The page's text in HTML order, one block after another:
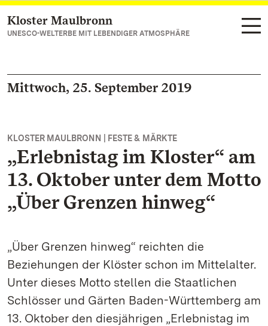
Zum Hauptinhalt springen
Kloster Maulbronn
UNESCO-WELTERBE MIT LEBENDIGER ATMOSPHÄRE
Mittwoch, 25. September 2019
KLOSTER MAULBRONN | FESTE & MÄRKTE
„Erlebnistag im Kloster“ am
13. Oktober unter dem Motto
„Über Grenzen hinweg“
„Über Grenzen hinweg“ reichten die
Beziehungen der Klöster schon im Mittelalter.
Unter dieses Motto stellen die Staatlichen
Schlösser und Gärten Baden-Württemberg am
13. Oktober den diesjährigen „Erlebnistag im